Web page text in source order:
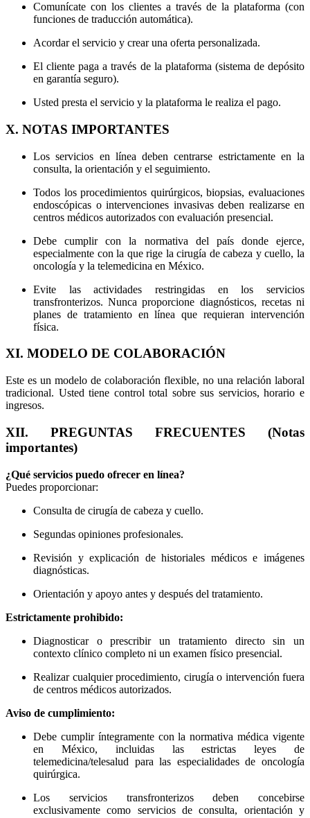
Comunícate con los clientes a través de la plataforma (con
funciones de traducción automática).
Acordar el servicio y crear una oferta personalizada.
El cliente paga a través de la plataforma (sistema de depósito
en garantía seguro).
Usted presta el servicio y la plataforma le realiza el pago.
X. NOTAS IMPORTANTES
Los servicios en línea deben centrarse estrictamente en la
consulta, la orientación y el seguimiento.
Todos los procedimientos quirúrgicos, biopsias, evaluaciones
endoscópicas o intervenciones invasivas deben realizarse en
centros médicos autorizados con evaluación presencial.
Debe cumplir con la normativa del país donde ejerce,
especialmente con la que rige la cirugía de cabeza y cuello, la
oncología y la telemedicina en México.
Evite las actividades restringidas en los servicios
transfronterizos. Nunca proporcione diagnósticos, recetas ni
planes de tratamiento en línea que requieran intervención
física.
XI. MODELO DE COLABORACIÓN
Este es un modelo de colaboración flexible, no una relación laboral
tradicional. Usted tiene control total sobre sus servicios, horario e
ingresos.
XII. PREGUNTAS FRECUENTES (Notas
importantes)
¿Qué servicios puedo ofrecer en línea?
Puedes proporcionar:
Consulta de cirugía de cabeza y cuello.
Segundas opiniones profesionales.
Revisión y explicación de historiales médicos e imágenes
diagnósticas.
Orientación y apoyo antes y después del tratamiento.
Estrictamente prohibido:
Diagnosticar o prescribir un tratamiento directo sin un
contexto clínico completo ni un examen físico presencial.
Realizar cualquier procedimiento, cirugía o intervención fuera
de centros médicos autorizados.
Aviso de cumplimiento:
Debe cumplir íntegramente con la normativa médica vigente
en México, incluidas las estrictas leyes de
telemedicina/telesalud para las especialidades de oncología
quirúrgica.
Los servicios transfronterizos deben concebirse
exclusivamente como servicios de consulta, orientación y